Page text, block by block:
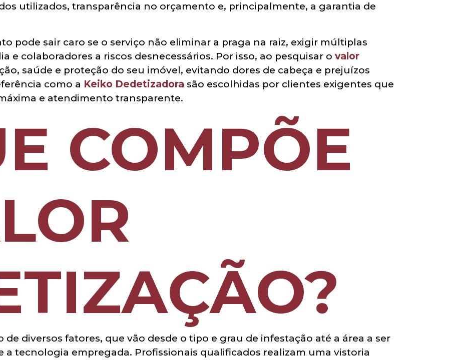
utilizados, transparência no orçamento e, principalmente, a garantia de
pode sair caro se o serviço não eliminar a praga na raiz, exigir múltiplas
e colaboradores a riscos desnecessários. Por isso, ao pesquisar o valor
saúde e proteção do seu imóvel, evitando dores de cabeça e prejuízos
como a Keiko Dedetizadora são escolhidas por clientes exigentes que
e atendimento transparente.
COMPÕE
de diversos fatores, que vão desde o tipo e grau de infestação até a área a ser
a tecnologia empregada. Profissionais qualificados realizam uma vistoria